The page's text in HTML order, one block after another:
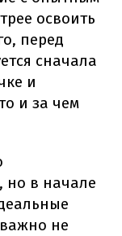
освоить
перед
сначала
и
и за чем
но в начале
не